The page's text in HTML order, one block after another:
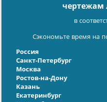
в
Сэкономьте время на
Россия
Санкт-Петербург
Москва
Ростов-на-Дону
Казань
Екатеринбург